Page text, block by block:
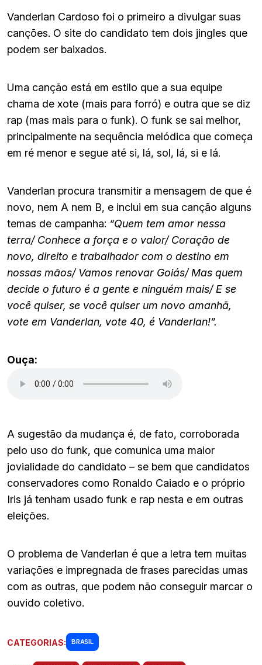
Vanderlan Cardoso foi o primeiro a divulgar suas
canções. O site do candidato tem dois jingles que
podem ser baixados.
Uma canção está em estilo que a sua equipe
chama de xote (mais para forró) e outra que se diz
rap (mas mais para o funk). O funk se sai melhor,
principalmente na sequência melódica que começa
em ré menor e segue até si, lá, sol, lá, si e lá.
Vanderlan procura transmitir a mensagem de que é
novo, nem A nem B, e inclui em sua canção alguns
temas de campanha: “Quem tem amor nessa
terra/ Conhece a força e o valor/ Coração de
novo, direito e trabalhador com o destino em
nossas mãos/ Vamos renovar Goiás/ Mas quem
decide o futuro é a gente e ninguém mais/ E se
você quiser, se você quiser um novo amanhã,
vote em Vanderlan, vote 40, é Vanderlan!”.
Ouça:
A sugestão da mudança é, de fato, corroborada
pelo uso do funk, que comunica uma maior
jovialidade do candidato – se bem que candidatos
conservadores como Ronaldo Caiado e o próprio
Iris já tenham usado funk e rap nesta e em outras
eleições.
O problema de Vanderlan é que a letra tem muitas
variações e impregnada de frases parecidas umas
com as outras, que podem não conseguir marcar o
ouvido coletivo.
CATEGORIAS: BRASIL